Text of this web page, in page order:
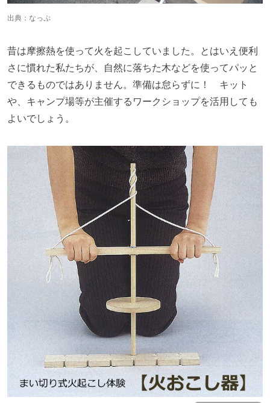
出典： なっぷ
昔は摩擦熱を使って火を起こしていました。とはいえ便利
さに慣れた私たちが、自然に落ちた木などを使ってパッと
できるものではありません。準備は怠らずに！ キット
や、キャンプ場等が主催するワークショップを活用しても
よいでしょう。